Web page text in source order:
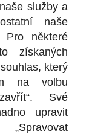
služby a
naše
Pro některé
získaných
který
na volbu
Své
upravit
uvedené na
výtvorem a
s.r.o.,
požívají
upravujících